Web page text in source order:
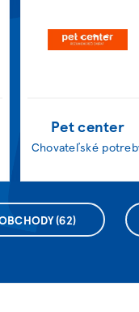
Pet center
Chovateľské
(62)